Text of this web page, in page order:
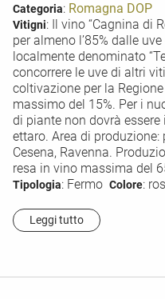
Categoria: Romagna DOP
Vitigni: Il vino “Cagnina di
per almeno l’85% dalle
localmente denominato
concorrere le uve di altri
coltivazione per la
massimo del 15%. Per i
di piante non dovrà
ettaro. Area di
Cesena, Ravenna.
resa in vino massima del
Tipologia: Fermo Colore:
Leggi tutto